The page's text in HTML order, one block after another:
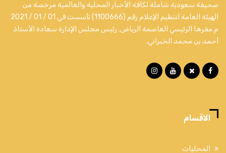
صحيفة سعودية شاملة لكافة الأخبار المحلية والعالمية مرخصة من
الهيئة العامة لتنظيم الإعلام رقم (1100666) تأسست في 01 / 01 / 2021
م مقرها الرئيسي العاصمة الرياض. رئيس مجلس الإدارة سعادة الأستاذ
أحمد بن محمد الخبراني.
الاقسام
المحليات